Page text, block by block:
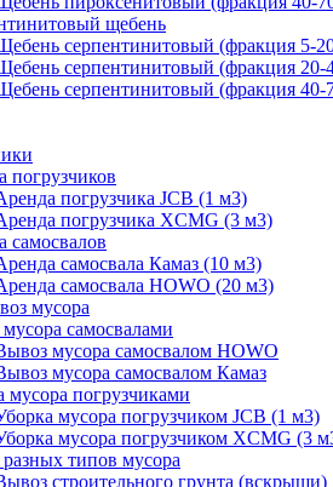
щебень
серпентинитовый (фракция 5-
серпентинитовый (фракция 20-
серпентинитовый (фракция 40-
погрузчиков
погрузчика JCB (1 м3)
погрузчика XCMG (3 м3)
самосвалов
самосвала Камаз (10 м3)
самосвала HOWO (20 м3)
мусора
самосвалами
мусора самосвалом HOWO
мусора самосвалом Камаз
мусора погрузчиками
мусора погрузчиком JCB (1 м3)
мусора погрузчиком XCMG (3
типов мусора
строительного грунта (вскрыши)